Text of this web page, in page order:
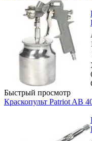
Быстрый просмотр
Краскопульт Patriot AB